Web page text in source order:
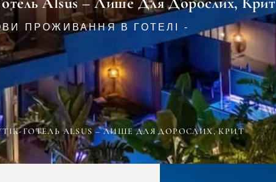
ПРОЖИВАННЯ В ГОТЕЛІ -
ГОТЕЛЬ ALSUS – ЛИШЕ ДЛЯ ДОРОСЛИХ, КРИТ